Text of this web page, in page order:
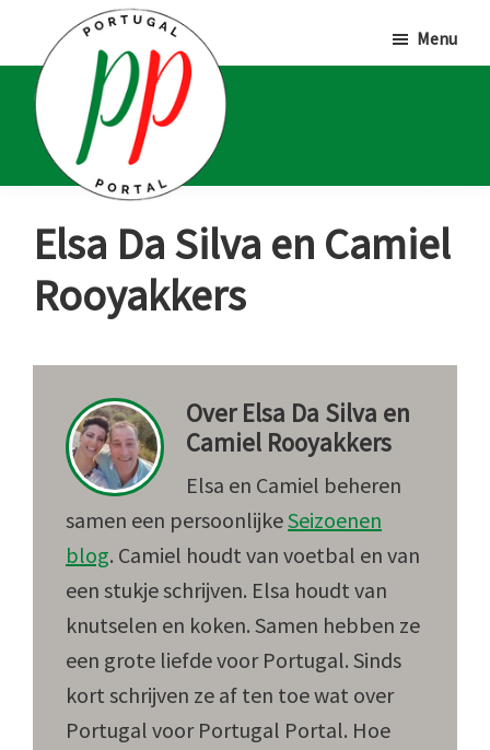
hoofd
inhoud
eerste
sidebar
voettekst
Portal
Voor
Portugalliefhebbers
en
fanaten
Menu
Elsa Da Silva en Camiel
Rooyakkers
OverElsa Da Silva en
Camiel Rooyakkers
Elsa en Camiel beheren
samen een persoonlijkeSeizoenen
blog. Camiel houdt van voetbal en van
een stukje schrijven. Elsa houdt van
knutselen en koken. Samen hebben ze
een grote liefde voor Portugal. Sinds
kort schrijven ze af ten toe wat over
Portugal voor Portugal Portal. Hoe